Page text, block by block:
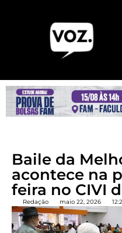
Baile da
acontece na
feira no CIVI
Redação maio 22, 2026